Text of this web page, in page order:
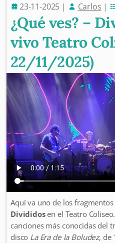
23-11-2025 | Carlos |
¿Qué ves? –
vivo Teatro
22/11/2025)
Aquí va uno de los
Divididosen el Teatro
canciones más conocidas del
disco La Era de la Boludez, de